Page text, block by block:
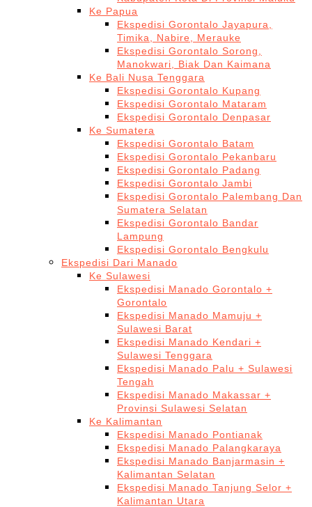
Ke Papua
Ekspedisi Gorontalo Jayapura,
Timika, Nabire, Merauke
Ekspedisi Gorontalo Sorong,
Manokwari, Biak Dan Kaimana
Ke Bali Nusa Tenggara
Ekspedisi Gorontalo Kupang
Ekspedisi Gorontalo Mataram
Ekspedisi Gorontalo Denpasar
Ke Sumatera
Ekspedisi Gorontalo Batam
Ekspedisi Gorontalo Pekanbaru
Ekspedisi Gorontalo Padang
Ekspedisi Gorontalo Jambi
Ekspedisi Gorontalo Palembang Dan
Sumatera Selatan
Ekspedisi Gorontalo Bandar
Lampung
Ekspedisi Gorontalo Bengkulu
Ekspedisi Dari Manado
Ke Sulawesi
Ekspedisi Manado Gorontalo +
Gorontalo
Ekspedisi Manado Mamuju +
Sulawesi Barat
Ekspedisi Manado Kendari +
Sulawesi Tenggara
Ekspedisi Manado Palu + Sulawesi
Tengah
Ekspedisi Manado Makassar +
Provinsi Sulawesi Selatan
Ke Kalimantan
Ekspedisi Manado Pontianak
Ekspedisi Manado Palangkaraya
Ekspedisi Manado Banjarmasin +
Kalimantan Selatan
Ekspedisi Manado Tanjung Selor +
Kalimantan Utara